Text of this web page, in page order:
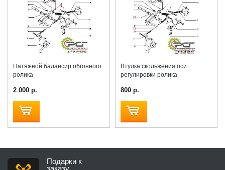
Натяжной балансир обгонного
ролика
2 000 р.
Втулка скольжения оси
регулировки ролика
800 р.
Подарки к
заказу